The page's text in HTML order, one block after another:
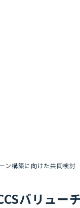
ン構築に向けた共同検討
バリュー